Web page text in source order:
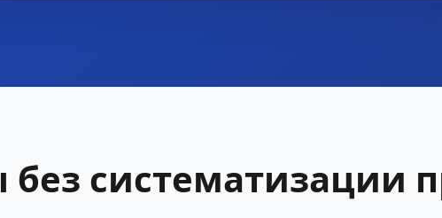
систематизации